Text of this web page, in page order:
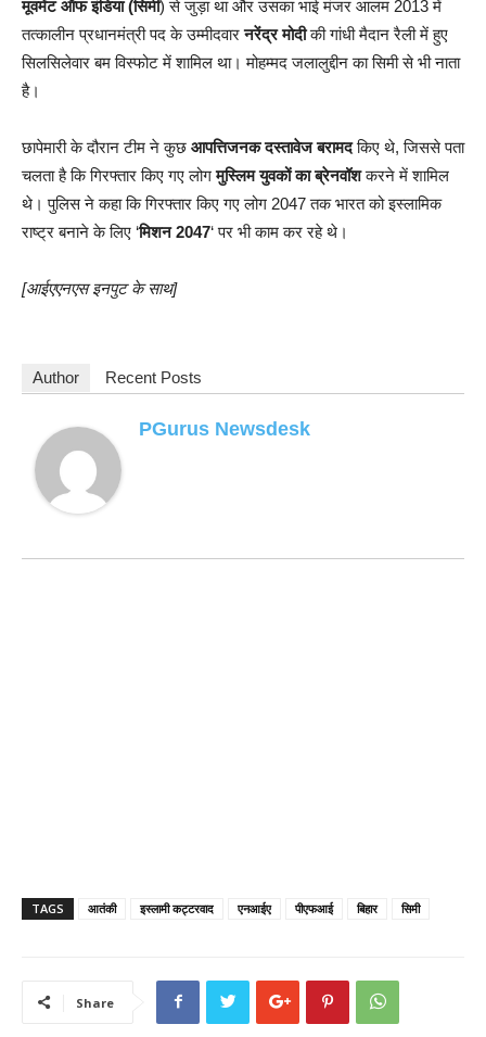
मूवमेंट ऑफ इंडिया (सिमी) से जुड़ा था और उसका भाई मंजर आलम 2013 में
तत्कालीन प्रधानमंत्री पद के उम्मीदवारनरेंद्र मोदीकी गांधी मैदान रैली में हुए
सिलसिलेवार बम विस्फोट में शामिल था। मोहम्मद जलालुद्दीन का सिमी से भी नाता
है।
छापेमारी के दौरान टीम ने कुछ आपत्तिजनक दस्तावेज बरामदकिए थे, जिससे पता
चलता है कि गिरफ्तार किए गए लोगमुस्लिम युवकों का ब्रेनवॉशकरने में शामिल
थे। पुलिस ने कहा कि गिरफ्तार किए गए लोग 2047 तक भारत को इस्लामिक
राष्ट्र बनाने के लिए ‘मिशन 2047‘ पर भी काम कर रहे थे।
[आईएएनएस इनपुट के साथ]
Author Recent Posts
PGurus Newsdesk
TAGS आतंकी इस्लामी कट्टरवाद एनआईए पीएफआई बिहार सिमी
Share